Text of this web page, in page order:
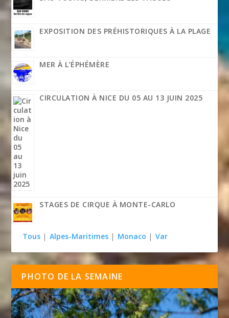
EXPOSITION DES PRÉHISTORIQUES À LA PLAGE
MER À L’ÉPHÉMÈRE
CIRCULATION À NICE DU 05 AU 13 JUIN 2025
STAGES DE CIRQUE À MONTE-CARLO
Tous | Alpes-Maritimes | Monaco | Var
PHOTO DE LA SEMAINE